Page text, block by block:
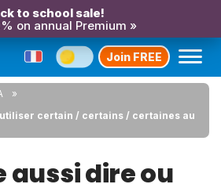
to school sale!
on annual Premium »
Join FREE
certain / certains / certaines au
aussi dire ou